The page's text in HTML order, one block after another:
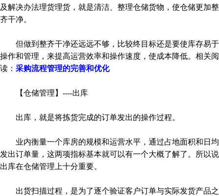
及解决办法理货理货，就是清洁、整理仓储货物，使仓储更加整
齐干净。
但做到整齐干净还远远不够，比较终目标还是要使库存易于
操作和管理，来提高运营效率和操作速度，使成本降低。相关阅
读： 采购流程管理的完善和优化
【仓储管理】----出库
出库，就是将拣货完成的订单发出的操作过程。
业内衡量一个库房的规模和运营水平，通过占地面积和日均
发出订单量，这两项指标基本就可以有一个大概了解了。所以说
出库在仓储管理上十分重要。
出货扫描过程，是为了逐个验证客户订单与实际发货产品之